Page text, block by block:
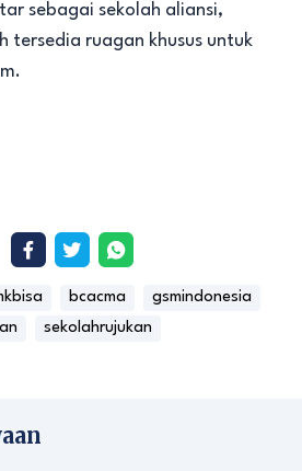
sebagai sekolah aliansi,
tersedia ruagan khusus untuk
bcacma
gsmindonesia
sekolahrujukan